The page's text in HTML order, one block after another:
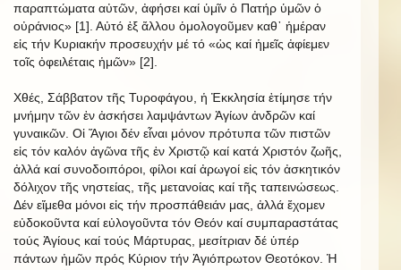
παραπτώματα αὐτῶν, ἀφήσει καί ὑμῖν ὁ Πατήρ ὑμῶν ὁ
οὐράνιος» [1]. Αὐτό ἐξ ἄλλου ὁμολογοῦμεν καθ᾿ ἡμέραν
εἰς τήν Κυριακήν προσευχήν μέ τό «ὡς καί ἡμεῖς ἀφίεμεν
τοῖς ὀφειλέταις ἡμῶν» [2].
Χθές, Σάββατον τῆς Τυροφάγου, ἡ Ἐκκλησία ἐτίμησε τήν
μνήμην τῶν ἐν ἀσκήσει λαμψάντων Ἁγίων ἀνδρῶν καί
γυναικῶν. Οἱ Ἅγιοι δέν εἶναι μόνον πρότυπα τῶν πιστῶν
εἰς τόν καλόν ἀγῶνα τῆς ἐν Χριστῷ καί κατά Χριστόν ζωῆς,
ἀλλά καί συνοδοιπόροι, φίλοι καί ἀρωγοί εἰς τόν ἀσκητικόν
δόλιχον τῆς νηστείας, τῆς μετανοίας καί τῆς ταπεινώσεως.
Δέν εἴμεθα μόνοι εἰς τήν προσπάθειάν μας, ἀλλά ἔχομεν
εὐδοκοῦντα καί εὐλογοῦντα τόν Θεόν καί συμπαραστάτας
τούς Ἁγίους καί τούς Μάρτυρας, μεσίτριαν δέ ὑπέρ
πάντων ἡμῶν πρός Κύριον τήν Ἁγιόπρωτον Θεοτόκον. Ἡ